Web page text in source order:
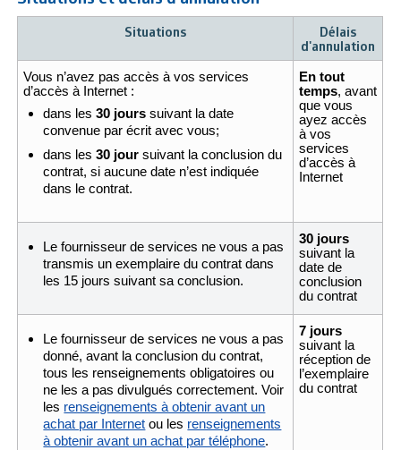
Situations
Délais
d'annulation
Vous n’avez pas accès à vos services
d’accès à Internet :
dans les30 jours suivant la date
convenue par écrit avec vous;
dans les30 joursuivant la conclusion du
contrat, si aucune date n’est indiquée
dans le contrat.
En tout
temps, avant
que vous
ayez accès
à vos
services
d’accès à
Internet
Le fournisseur de services ne vous a pas
transmis un exemplaire du contrat dans
les 15 jours suivant sa conclusion.
30 jours
suivant la
date de
conclusion
du contrat
Le fournisseur de services ne vous a pas
donné, avant la conclusion du contrat,
tous les renseignements obligatoires ou
ne les a pas divulgués correctement. Voir
les renseignements à obtenir avant un
achat par Internet ou les renseignements
à obtenir avant un achat par téléphone.
7 jours
suivant la
réception de
l’exemplaire
du contrat